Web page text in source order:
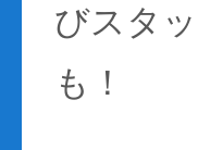
びスタ
も！